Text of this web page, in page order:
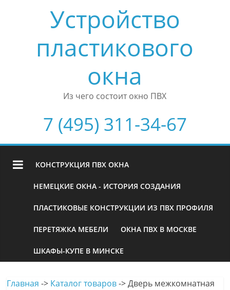
Устройство
пластикового
окна
Из чего состоит окно ПВХ
7 (495) 311-34-67
КОНСТРУКЦИЯ ПВХ ОКНА
НЕМЕЦКИЕ ОКНА - ИСТОРИЯ СОЗДАНИЯ
ПЛАСТИКОВЫЕ КОНСТРУКЦИИ ИЗ ПВХ ПРОФИЛЯ
ПЕРЕТЯЖКА МЕБЕЛИ ОКНА ПВХ В МОСКВЕ
ШКАФЫ-КУПЕ В МИНСКЕ
Главная -> Каталог товаров->Дверь межкомнатная